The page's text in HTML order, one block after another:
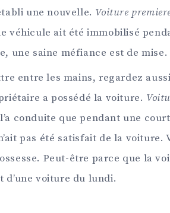
une nouvelle. Voiture
véhicule ait été immobilisé
une saine méfiance est de mise.
entre les mains, regardez
a possédé la voiture.
l’a conduite que pendant une
pas été satisfait de la voiture.
Peut-être parce que la
d’une voiture du lundi.